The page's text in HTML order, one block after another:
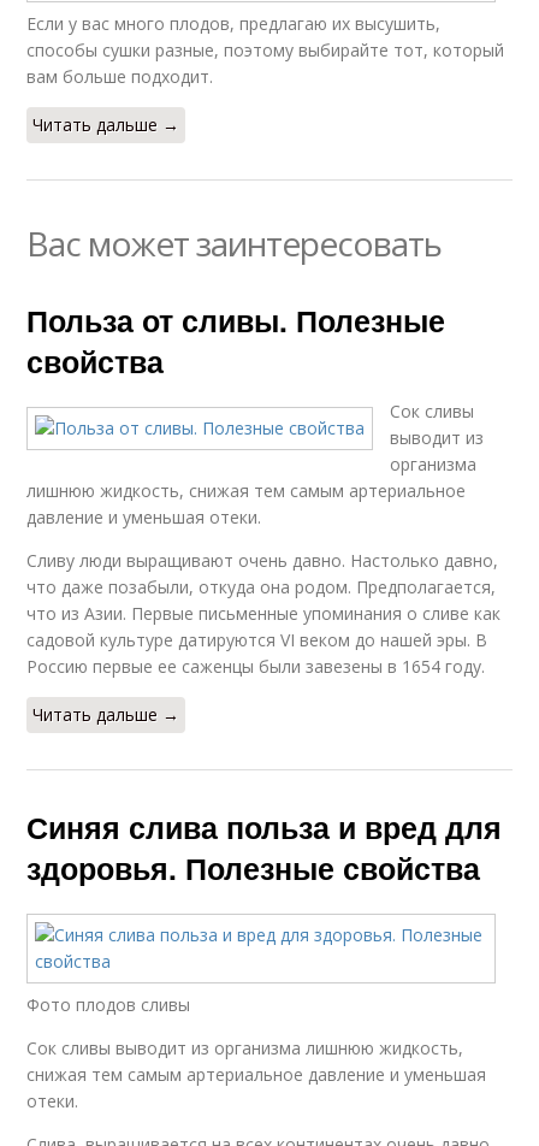
Если у вас много плодов, предлагаю их высушить,
способы сушки разные, поэтому выбирайте тот, который
вам больше подходит.
Читать дальше →
Вас может заинтересовать
Польза от сливы. Полезные
свойства
Сок сливы
выводит из
организма
лишнюю жидкость, снижая тем самым артериальное
давление и уменьшая отеки.
Сливу люди выращивают очень давно. Настолько давно,
что даже позабыли, откуда она родом. Предполагается,
что из Азии. Первые письменные упоминания о сливе как
садовой культуре датируются VI веком до нашей эры. В
Рос­сию первые ее саженцы были завезены в 1654 году.
Читать дальше →
Синяя слива польза и вред для
здоровья. Полезные свойства
Фото плодов сливы
Сок сливы выводит из организма лишнюю жидкость,
снижая тем самым артериальное давление и уменьшая
отеки.